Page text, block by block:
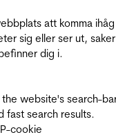
att komma ihåg
sig eller ser ut,
dig i.
website's search-
fast search results.
cookie